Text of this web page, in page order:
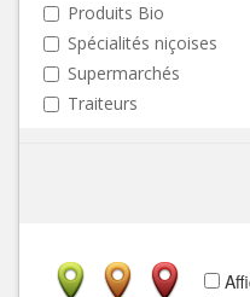
Produits Bio
Spécialités niçoises
Supermarchés
Traiteurs